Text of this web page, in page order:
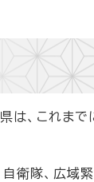
は、これま
衛隊、広域